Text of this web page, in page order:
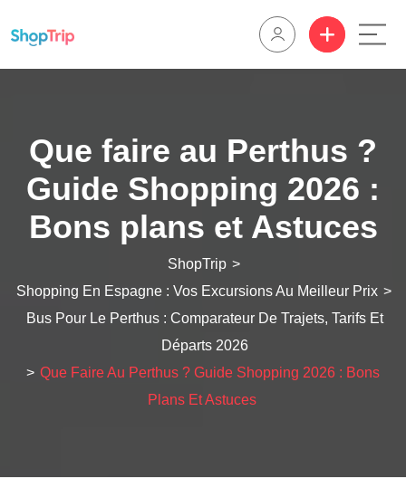
Que faire au Perthus ?
Guide Shopping 2026 :
Bons plans et Astuces
ShopTrip >
Shopping En Espagne : Vos Excursions Au Meilleur Prix >
Bus Pour Le Perthus : Comparateur De Trajets, Tarifs Et
Départs 2026
> Que Faire Au Perthus ? Guide Shopping 2026 : Bons
Plans Et Astuces